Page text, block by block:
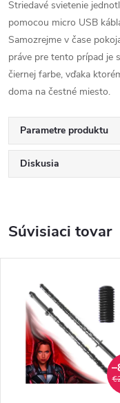
Striedavé svietenie
pomocou micro USB
Samozrejme v čase
práve pre tento prípad je
čiernej farbe, vďaka
doma na čestné miesto.
Parametre produktu
Diskusia
Súvisiaci tovar